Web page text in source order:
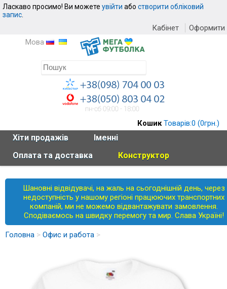
Ласкаво просимо! Ви можете увійти або створити обліковий
запис
Кабінет
Оформити
Мова
Кошик Товарів:0 (0грн.)
Хiти продажiв
Іменні
Оплата та доставка
Конструктор
Шановні відвідувачі, на жаль на сьогоднішній день, через
недоступність у нашому регіоні працюючих транспортних
компаній, ми не можемо відвантажувати замовлення.
Сподіваємось на швидку перемогу та мир. Слава Україні!
Головна > Офис и работа >